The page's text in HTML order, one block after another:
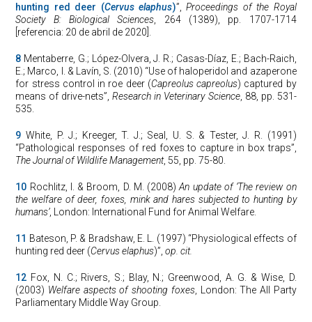
hunting red deer (Cervus elaphus)”,Proceedings of the Royal
Society B: Biological Sciences , 264 (1389), pp. 1707-1714
[referencia: 20 de abril de 2020].
8 Mentaberre, G.; López-Olvera, J. R.; Casas-Díaz, E.; Bach-Raich,
E.; Marco, I. & Lavín, S. (2010) “Use of haloperidol and azaperone
for stress control in roe deer (Capreolus capreolus) captured by
means of drive-nets”,Research in Veterinary Science, 88, pp. 531-
535.
9 White, P. J.; Kreeger, T. J.; Seal, U. S. & Tester, J. R. (1991)
“Pathological responses of red foxes to capture in box traps”,
The Journal of Wildlife Management, 55, pp. 75-80.
10 Rochlitz, I. & Broom, D. M. (2008)An update of ‘The review on
the welfare of deer, foxes, mink and hares subjected to hunting by
humans’, London: International Fund for Animal Welfare.
11 Bateson, P. & Bradshaw, E. L. (1997) “Physiological effects of
hunting red deer (Cervus elaphus)”,op. cit.
12 Fox, N. C.; Rivers, S.; Blay, N.; Greenwood, A. G. & Wise, D.
(2003) Welfare aspects of shooting foxes, London: The All Party
Parliamentary Middle Way Group.